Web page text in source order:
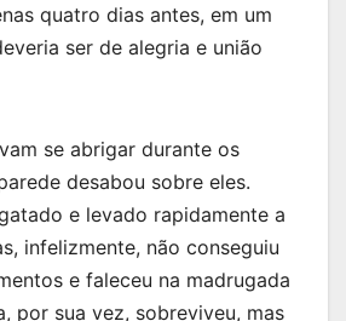
quatro dias antes, em um
ser de alegria e união
se abrigar durante os
desabou sobre eles.
e levado rapidamente a
infelizmente, não conseguiu
e faleceu na madrugada
por sua vez, sobreviveu, mas